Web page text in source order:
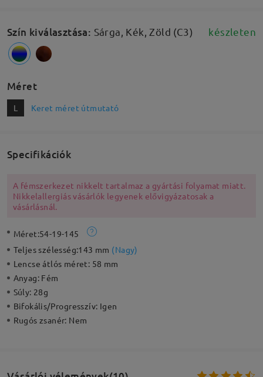
Szín kiválasztása: Sárga, Kék, Zöld (C3) készleten
Méret
L Keret méret útmutató
Specifikációk
A fémszerkezet nikkelt tartalmaz a gyártási folyamat miatt.
Nikkelallergiás vásárlók legyenek elővigyázatosak a
vásárlásnál.
Méret:54-19-145
Teljes szélesség:143 mm (Nagy)
Lencse átlós méret: 58 mm
Anyag: Fém
Súly: 28g
Bifokális/Progresszív: Igen
Rugós zsanér: Nem